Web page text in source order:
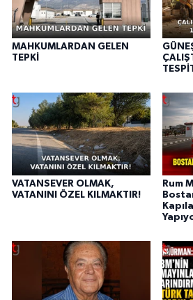
MAHKUMLARDAN GELEN
TEPKİ
VATANSEVER OLMAK,
VATANINI ÖZEL KILMAKTIR!
Rum